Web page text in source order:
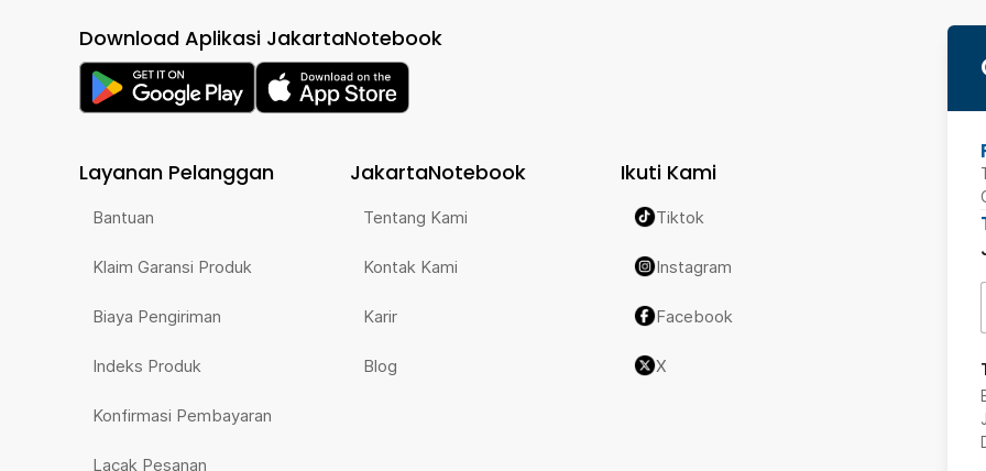
Download Aplikasi JakartaNotebook
Layanan Pelanggan
Bantuan
Klaim Garansi Produk
Biaya Pengiriman
Indeks Produk
Konfirmasi Pembayaran
Lacak Pesanan
JakartaNotebook
Tentang Kami
Kontak Kami
Karir
Blog
Ikuti Kami
Tiktok
Instagram
Facebook
X